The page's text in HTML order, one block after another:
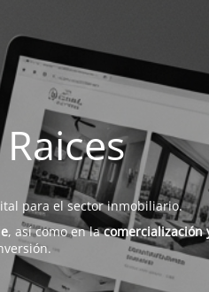
para el sector inmobiliario.
, así como en lacomercialización